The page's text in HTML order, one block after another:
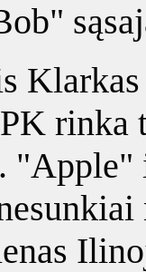
rinka
"Apple"